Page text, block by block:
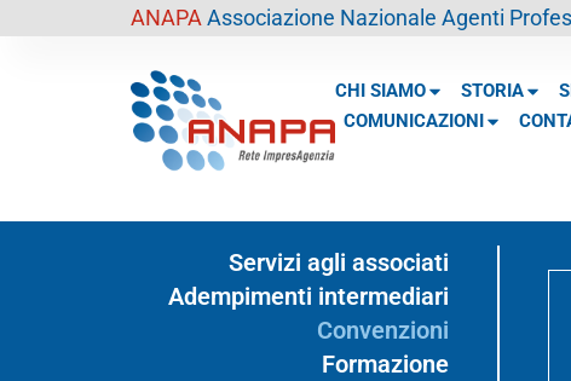
ANAPA Associazione Nazionale Agenti
CHI SIAMO STORIA
COMUNICAZIONI
Servizi agli associati
Adempimenti intermediari
Convenzioni
Formazione